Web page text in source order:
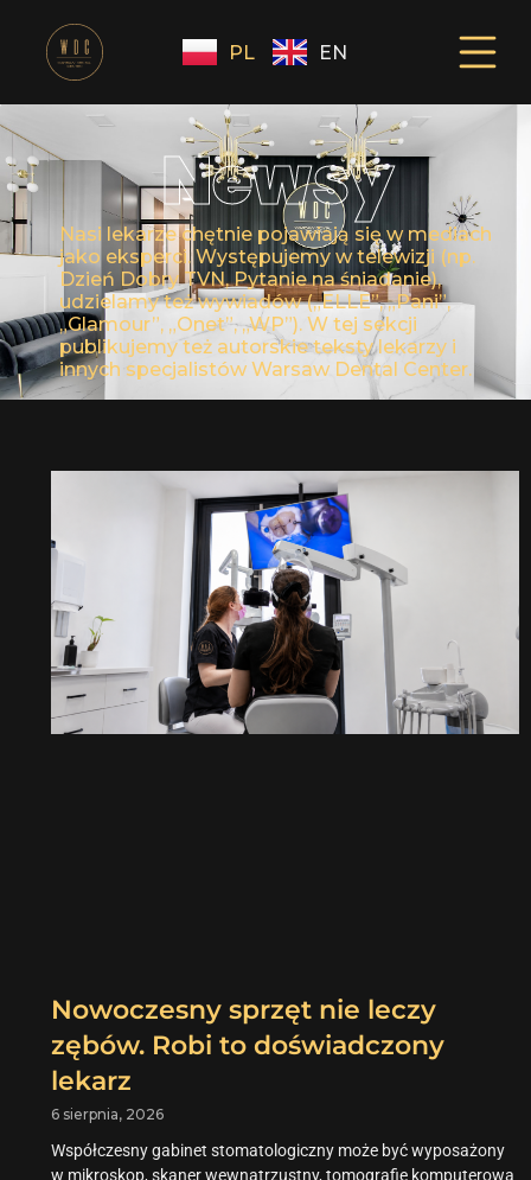
PL EN
Newsy
Nasi lekarze chętnie pojawiają się w mediach
jako eksperci. Występujemy w telewizji (np.
Dzień Dobry TVN, Pytanie na śniadanie),
udzielamy też wywiadów („ELLE”, „Pani”,
„Glamour”, „Onet”, „WP”). W tej sekcji
publikujemy też autorskie teksty lekarzy i
innych specjalistów Warsaw Dental Center.
Nowoczesny sprzęt nie leczy
zębów. Robi to doświadczony
lekarz
6 sierpnia, 2026
Współczesny gabinet stomatologiczny może być wyposażony
w mikroskop, skaner wewnątrzustny, tomografię komputerową